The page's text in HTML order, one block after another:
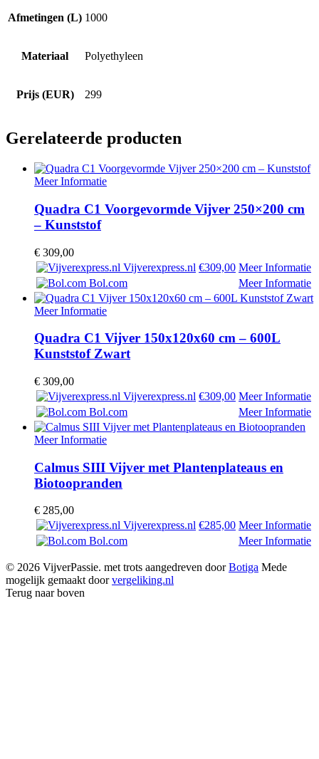
Afmetingen (L) 1000
Materiaal Polyethyleen
Prijs (EUR) 299
Gerelateerde producten
Meer Informatie
Quadra C1 Voorgevormde Vijver 250×200 cm
– Kunststof
€ 309,00
Vijverexpress.nl €309,00 Meer Informatie
Bol.com
Meer Informatie
Meer Informatie
Quadra C1 Vijver 150x120x60 cm – 600L
Kunststof Zwart
€ 309,00
Vijverexpress.nl €309,00 Meer Informatie
Bol.com
Meer Informatie
Meer Informatie
Calmus SIII Vijver met Plantenplateaus en
Biotoopranden
€ 285,00
Vijverexpress.nl €285,00 Meer Informatie
Bol.com
Meer Informatie
© 2026 VijverPassie. met trots aangedreven doorBotiga Mede
mogelijk gemaakt doorvergeliking.nl
Terug naar boven